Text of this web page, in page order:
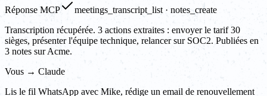
Réponse MCP
meetings_transcript_list · notes_create
Transcription récupérée. 3 actions extraites : envoyer le tarif 30
sièges, présenter l'équipe technique, relancer sur SOC2. Publiées en
3 notes sur Acme.
Vous → Claude
Lis le fil WhatsApp avec Mike, rédige un email de renouvellement